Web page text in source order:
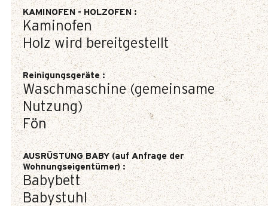
KAMINOFEN - HOLZOFEN:
Kaminofen
Holz wird bereitgestellt
Reinigungsgeräte:
Waschmaschine (gemeinsame
Nutzung)
Fön
AUSRÜSTUNG BABY (auf Anfrage der
Wohnungseigentümer):
Babybett
Babystuhl